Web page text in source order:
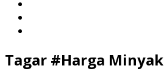
Tagar #Harga Minyak